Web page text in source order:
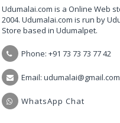
Udumalai.com is a Online Web
2004. Udumalai.com is run by
Store based in Udumalpet.
Phone: +91 73 73 73 77 42
Email: udumalai@gmail.com
WhatsApp Chat